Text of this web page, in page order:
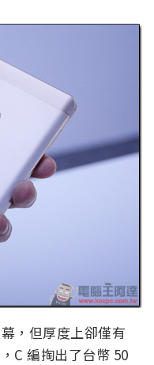
，但厚度上卻僅有
C 編掏出了台幣 50